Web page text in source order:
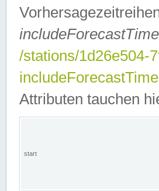
/stations/1d26e504-
Attributen tauchen
start